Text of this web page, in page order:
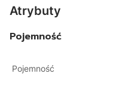
Atrybuty
Pojemność
Pojemność